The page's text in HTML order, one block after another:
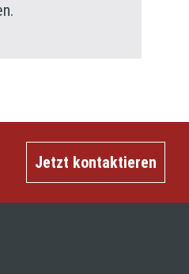
Jetzt kontaktieren